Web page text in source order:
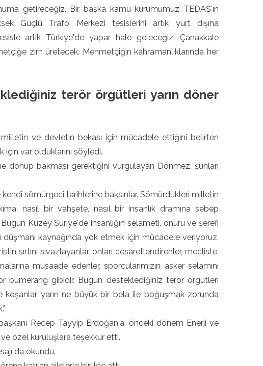
getireceğiz. Bir başka kamu kurumumuz TEDAŞ'ın
Güçlü Trafo Merkezi tesislerini artık yurt dışına
artık Türkiye'de yapar hale geleceğiz. Çanakkale
zırh üretecek. Mehmetçiğin kahramanlıklarında her
terör örgütleri yarın döner
milletin ve devletin bekası için mücadele ettiğini belirten
var olduklarını söyledi.
dönüp bakması gerektiğini vurgulayan Dönmez, şunları
sömürgeci tarihlerine baksınlar. Sömürdükleri milletin
nasıl bir vahşete, nasıl bir insanlık dramına sebep
Kuzey Suriye'de insanlığın selameti, onuru ve şerefi
düşmanı kaynağında yok etmek için mücadele veriyoruz.
sırtını sıvazlayanlar, onları cesaretlendirenler, mecliste,
müsaade edenler, sporcularımızın asker selamını
bumerang gibidir. Bugün desteklediğiniz terör örgütleri
koşanlar yarın ne büyük bir bela ile boğuşmak zorunda
Recep Tayyip Erdoğan'a, önceki dönem Enerji ve
özel kuruluşlara teşekkür etti.
da okundu.